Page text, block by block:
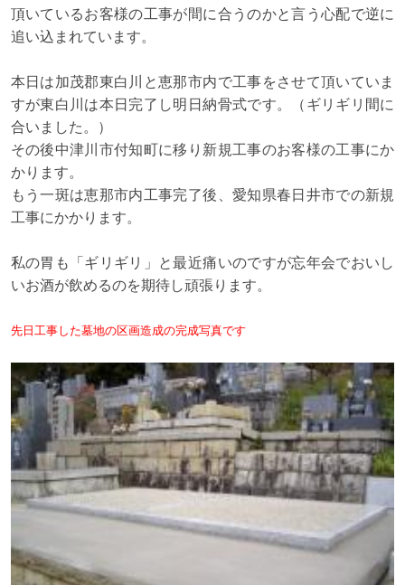
頂いているお客様の工事が間に合うのかと言う心配で逆に
追い込まれています。
本日は加茂郡東白川と恵那市内で工事をさせて頂いていま
すが東白川は本日完了し明日納骨式です。（ギリギリ間に
合いました。）
その後中津川市付知町に移り新規工事のお客様の工事にか
かります。
もう一斑は恵那市内工事完了後、愛知県春日井市での新規
工事にかかります。
私の胃も「ギリギリ」と最近痛いのですが忘年会でおいし
いお酒が飲めるのを期待し頑張ります。
先日工事した墓地の区画造成の完成写真です